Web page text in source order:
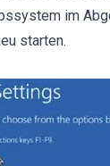
im
starten.